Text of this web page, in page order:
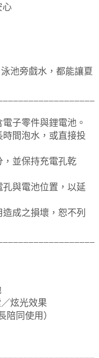
心
池旁戲水，都能讓夏
子零件與鋰電池。
間泡水，或直接投
，並保持充電孔乾
與電池位置，以延
成之損壞，恕不列
炫光效果
同使用）